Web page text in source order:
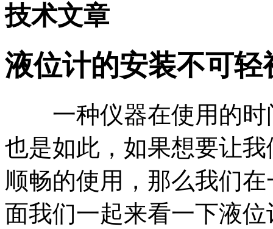
技术文章
液位计的安装不可轻
一种仪器在使用的时
也是如此，如果想要让
顺畅的使用，那么我们
面我们一起来看一下液